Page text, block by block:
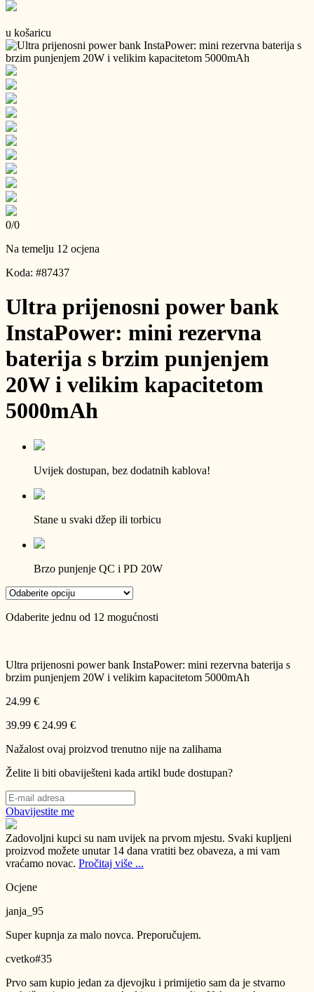
u košaricu
0/0
Na temelju 12 ocjena
Koda: #87437
Ultra prijenosni power bank
InstaPower: mini rezervna
baterija s brzim punjenjem
20W i velikim kapacitetom
5000mAh
Uvijek dostupan, bez dodatnih kablova!
Stane u svaki džep ili torbicu
Brzo punjenje QC i PD 20W
Odaberite jednu od 12 mogućnosti
Ultra prijenosni power bank InstaPower: mini rezervna baterija s
brzim punjenjem 20W i velikim kapacitetom 5000mAh
24.99 €
39.99 € 24.99 €
Nažalost ovaj proizvod trenutno nije na zalihama
Želite li biti obaviješteni kada artikl bude dostupan?
Obavijestite me
Zadovoljni kupci su nam uvijek na prvom mjestu. Svaki kupljeni
proizvod možete unutar 14 dana vratiti bez obaveza, a mi vam
vraćamo novac. Pročitaj više ...
Ocjene
janja_95
Super kupnja za malo novca. Preporučujem.
cvetko#35
Prvo sam kupio jedan za djevojku i primijetio sam da je stvarno